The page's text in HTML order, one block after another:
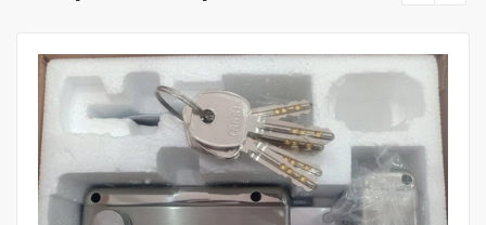
Mua hàng